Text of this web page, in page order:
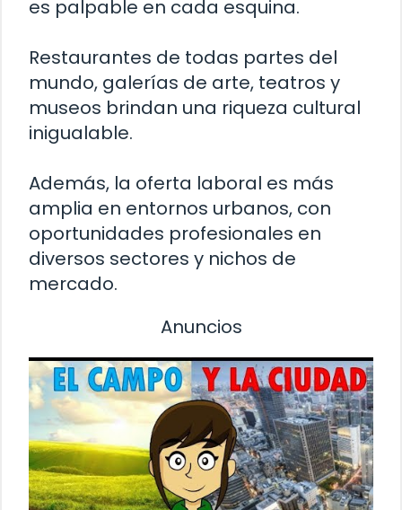
es palpable en cada esquina.
Restaurantes de todas partes del
mundo, galerías de arte, teatros y
museos brindan una riqueza cultural
inigualable.
Además, la oferta laboral es más
amplia en entornos urbanos, con
oportunidades profesionales en
diversos sectores y nichos de
mercado.
Anuncios